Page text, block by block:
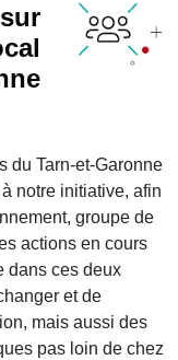
du Tarn-et-Garonne
notre initiative, afin
groupe de
actions en cours
dans ces deux
et de
mais aussi des
pas loin de chez